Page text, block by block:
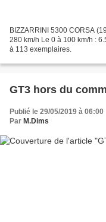
BIZZARRINI 5300 CORSA
280 km/h Le 0 à 100 km/h :
à 113 exemplaires.
GT3 hors du
Publié le 29/05/2019 à 06:00
Par M.Dims